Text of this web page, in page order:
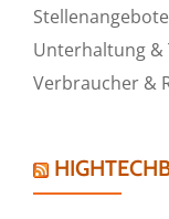
Stellenangebote
Unterhaltung &
Verbraucher &